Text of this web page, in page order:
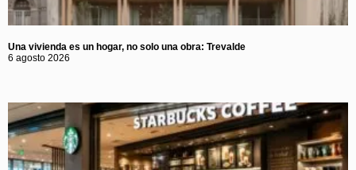
Una vivienda es un hogar, no solo una obra: Trevalde
6 agosto 2026